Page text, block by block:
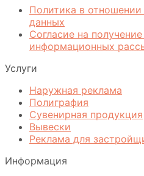
Политика в
данных
Согласие на
информационных
Услуги
Наружная реклама
Полиграфия
Сувенирная продукция
Вывески
Реклама для
Информация